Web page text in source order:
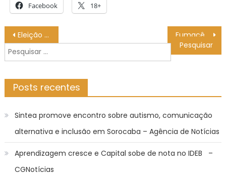
Facebook 18+
Navegação
de
Post
Eleição do Conselho Municipal de Saúde acontece em março – Prefeitura Municipal de Bonito
Pesquisar
por:
Posts recentes
Sintea promove encontro sobre autismo, comunicação
alternativa e inclusão em Sorocaba – Agência de Notícias
Aprendizagem cresce e Capital sobe de nota no IDEB –
CGNotícias